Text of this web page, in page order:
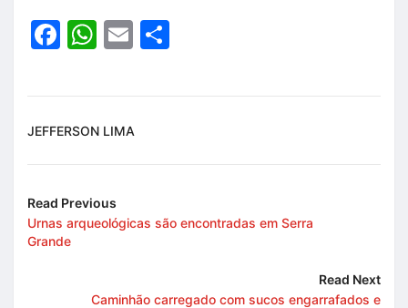
Facebook
WhatsApp
Email
JEFFERSON LIMA
Read Previous
Urnas arqueológicas são encontradas em Serra
Grande
Read Next
Caminhão carregado com sucos engarrafados e